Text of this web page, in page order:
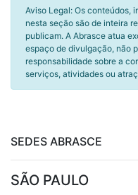
Aviso Legal: Os conteúdos,
nesta seção são de inteira
publicam. A Abrasce atua
espaço de divulgação, não
responsabilidade sobre a
serviços, atividades ou
SEDES ABRASCE
SÃO PAULO